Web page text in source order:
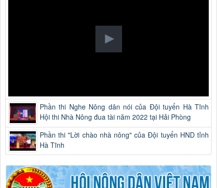
Phần thi Nghe Nông dân nói của Đội tuyển Hà Tĩnh
Hội thi Nhà Nông đua tài năm 2022 tại Hải Phòng
Phần thi "Lời chào nhà nông" của Đội tuyển HND tỉnh
Hà Tĩnh